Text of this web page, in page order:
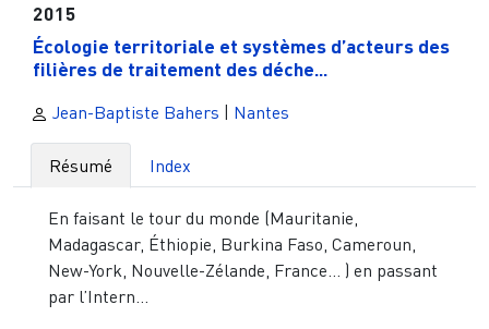
2015
Écologie territoriale et systèmes d’acteurs des
filières de traitement des déche...
Jean-Baptiste Bahers Nantes
Résumé Index
En faisant le tour du monde (Mauritanie,
Madagascar, Éthiopie, Burkina Faso, Cameroun,
New-York, Nouvelle-Zélande, France... ) en passant
par l’Intern...